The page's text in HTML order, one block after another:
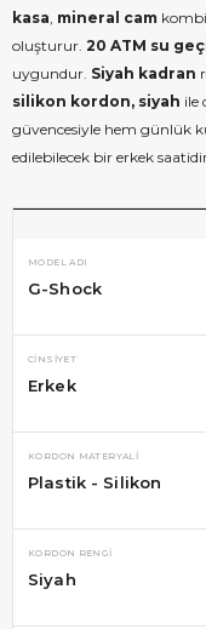
kasa mineral cam
oluşturur. 20 ATM su
uygundur. Siyah kadran
silikon kordon, siyah ile
güvencesiyle hem günlük
edilebilecek bir erkek
MODEL ADI
G-Shock
CINSIYET
Erkek
KORDON MATERYALI
Plastik - Silikon
KORDON RENGI
Siyah